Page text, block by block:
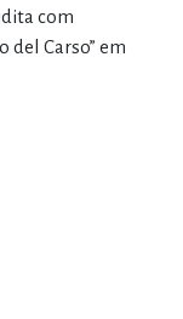
com
del Carso” em